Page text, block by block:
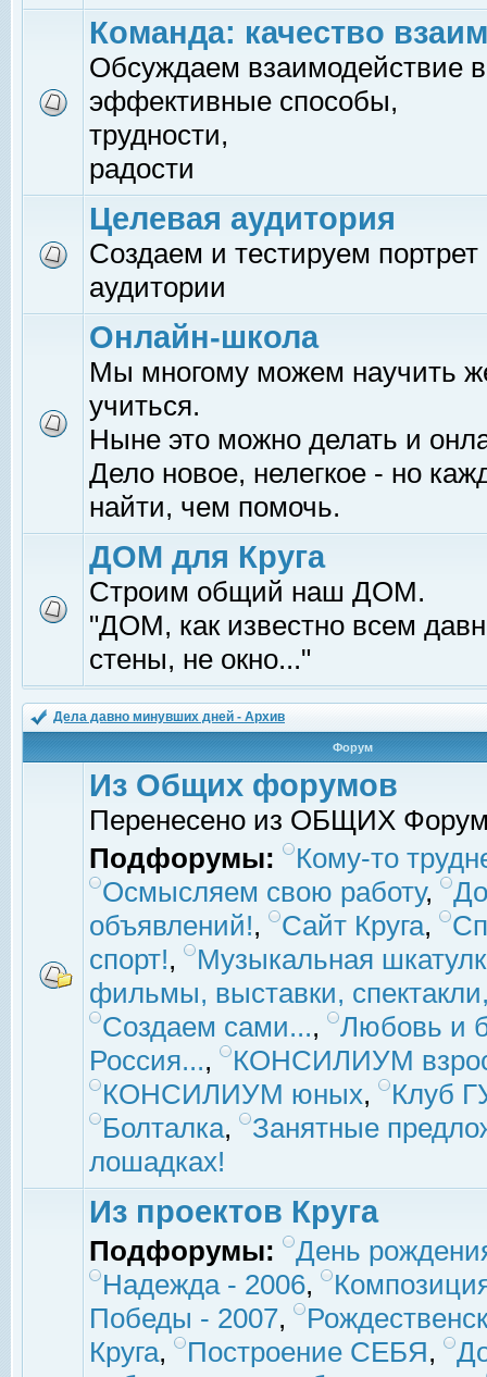
Команда: качество
Обсуждаем взаимодействие
эффективные способы,
трудности,
радости
Целевая аудитория
Создаем и тестируем
аудитории
Онлайн-школа
Мы многому можем научить
учиться.
Ныне это можно делать и
Дело новое, нелегкое - но
найти, чем помочь.
ДОМ для Круга
Строим общий наш ДОМ.
"ДОМ, как известно всем
стены, не окно..."
Дела давно минувших дней - Архив
Форум
Из Общих форумов
Перенесено из ОБЩИХ
Подфорумы:
Кому-то
Осмысляем свою работу,
объявлений!, Сайт Круга,
спорт!,
Музыкальная
фильмы, выставки,
Создаем сами...,
Любовь и
Россия...,
КОНСИЛИУМ
КОНСИЛИУМ юных,
Клуб
Болталка,
Занятные
лошадках!
Из проектов Круга
Подфорумы:
День
Надежда - 2006,
Победы - 2007,
Круга, Построение СЕБЯ,